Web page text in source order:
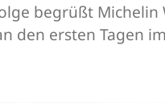
begrüßt
den ersten Tagen